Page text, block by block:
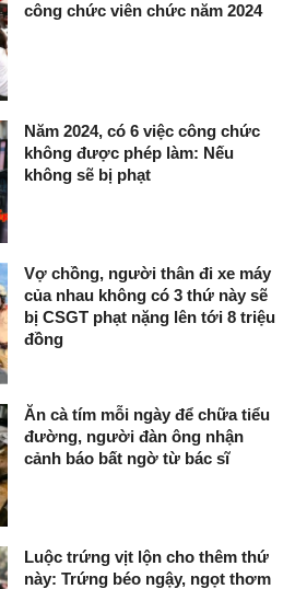
công chức viên chức năm 2024
Năm 2024, có 6 việc công chức
không được phép làm: Nếu
không sẽ bị phạt
Vợ chồng, người thân đi xe máy
của nhau không có 3 thứ này sẽ
bị CSGT phạt nặng lên tới 8 triệu
đồng
Ăn cà tím mỗi ngày để chữa tiểu
đường, người đàn ông nhận
cảnh báo bất ngờ từ bác sĩ
Luộc trứng vịt lộn cho thêm thứ
này: Trứng béo ngậy, ngọt thơm